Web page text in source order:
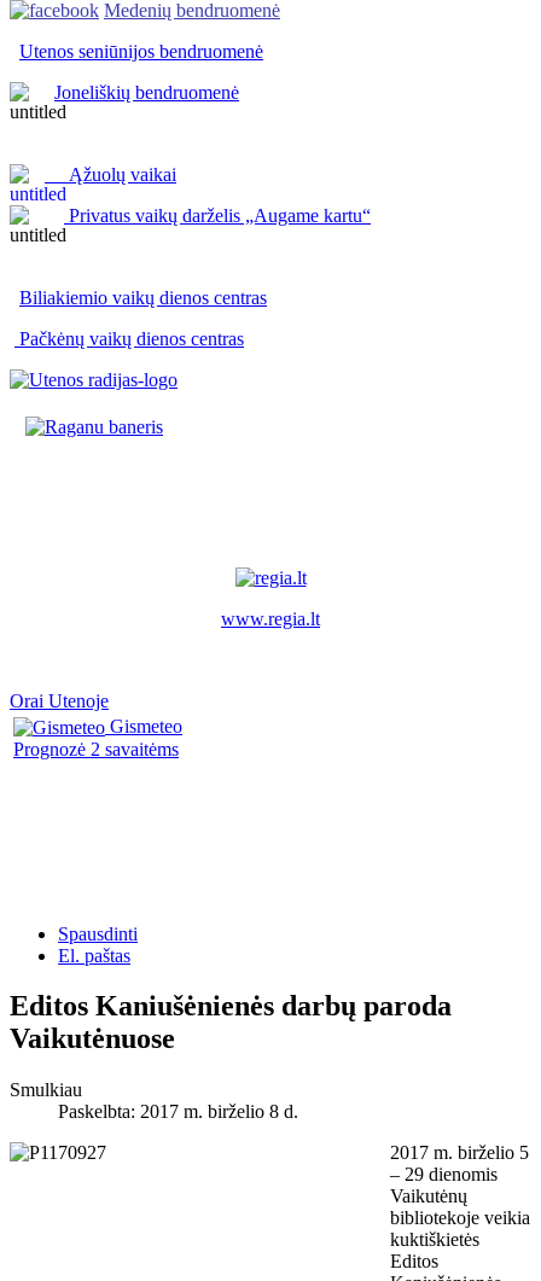
Medenių bendruomenė
Utenos seniūnijos bendruomenė
Joneliškių bendruomenė
Ąžuolų vaikai
Privatus vaikų darželis „Augame kartu“
Biliakiemio vaikų dienos centras
Pačkėnų vaikų dienos centras
www.regia.lt
Orai Utenoje
Gismeteo
Prognozė 2 savaitėms
Spausdinti
El. paštas
Editos Kaniušėnienės darbų paroda
Vaikutėnuose
Smulkiau
Paskelbta: 2017 m. birželio 8 d.
2017 m. birželio 5
– 29 dienomis
Vaikutėnų
bibliotekoje veikia
kuktiškietės
Editos